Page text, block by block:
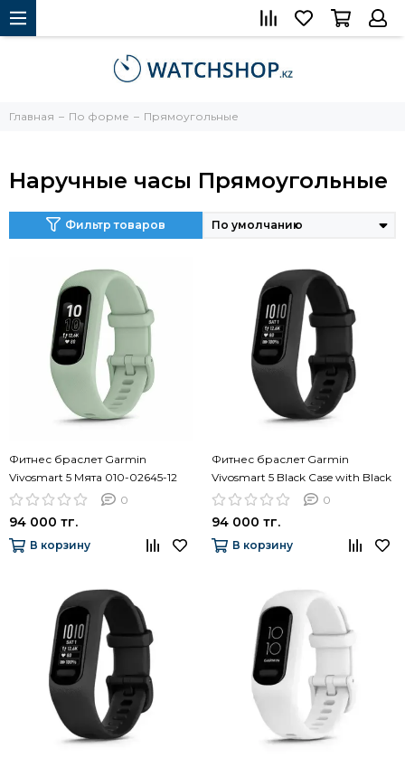
Главная По форме Прямоугольные
Наручные часы Прямоугольные
Фильтр товаров
Фитнес браслет Garmin
Vivosmart 5 Мята 010-02645-12
0
94 000 тг.
В корзину
Фитнес браслет Garmin
Vivosmart 5 Black Case with Black
Large Silicone Band 010-02645-14
0
94 000 тг.
В корзину